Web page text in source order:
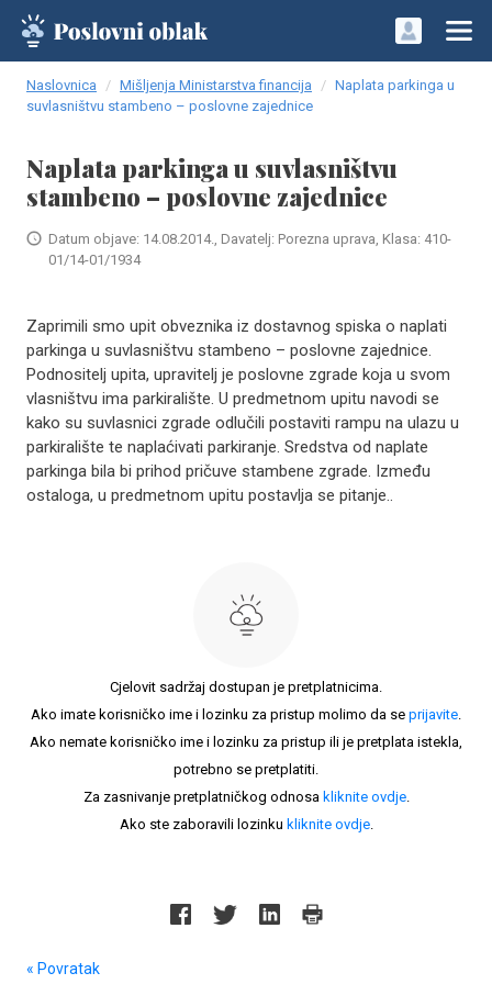
Naslovnica Mišljenja Ministarstva financija
Naplata parkinga u
suvlasništvu stambeno – poslovne zajednice
Naplata parkinga u suvlasništvu
stambeno – poslovne zajednice
Datum objave: 14.08.2014., Davatelj: Porezna uprava, Klasa: 410-
01/14-01/1934
Zaprimili smo upit obveznika iz dostavnog spiska o naplati
parkinga u suvlasništvu stambeno – poslovne zajednice.
Podnositelj upita, upravitelj je poslovne zgrade koja u svom
vlasništvu ima parkiralište. U predmetnom upitu navodi se
kako su suvlasnici zgrade odlučili postaviti rampu na ulazu u
parkiralište te naplaćivati parkiranje. Sredstva od naplate
parkinga bila bi prihod pričuve stambene zgrade. Između
ostaloga, u predmetnom upitu postavlja se pitanje..
Cjelovit sadržaj dostupan je pretplatnicima.
Ako imate korisničko ime i lozinku za pristup molimo da se prijavite.
Ako nemate korisničko ime i lozinku za pristup ili je pretplata istekla,
potrebno se pretplatiti.
Za zasnivanje pretplatničkog odnosa kliknite ovdje.
Ako ste zaboravili lozinku kliknite ovdje.
« Povratak